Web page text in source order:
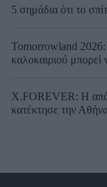
5 σημάδια ότι το
Tomorrowland 2026:
καλοκαιριού μπορεί
X.FOREVER: Η
κατέκτησε την